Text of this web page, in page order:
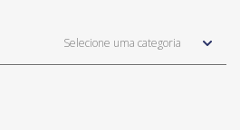
Selecione uma categoria